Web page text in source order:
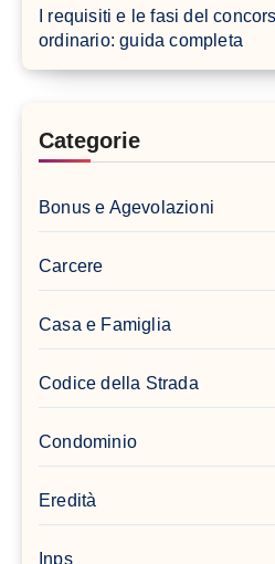
I requisiti e le fasi del
ordinario: guida completa
Categorie
Bonus e Agevolazioni
Carcere
Casa e Famiglia
Codice della Strada
Condominio
Eredità
Inps